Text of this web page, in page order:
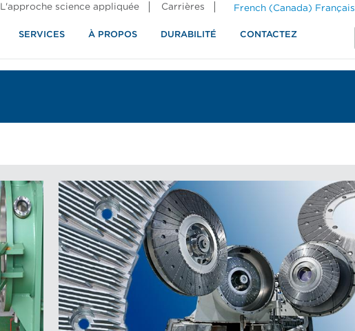
French (Canada) Français
L'approche science appliquée Carrières
SERVICES À PROPOS DURABILITÉ CONTACTEZ